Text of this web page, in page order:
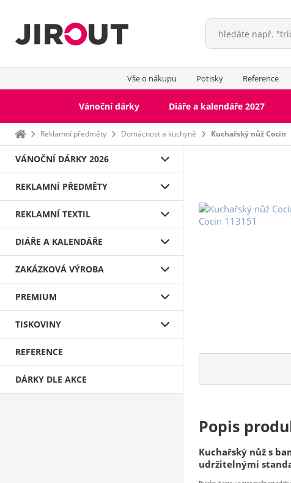
Vše o nákupu Potisky Reference
Vánoční dárky Diáře a kalendáře 2027
Domů Reklamní předměty Domácnost a kuchyně Kuchařský nůž Cocin
VÁNOČNÍ DÁRKY 2026
REKLAMNÍ PŘEDMĚTY
REKLAMNÍ TEXTIL
DIÁŘE A KALENDÁŘE
ZAKÁZKOVÁ VÝROBA
PREMIUM
TISKOVINY
REFERENCE
DÁRKY DLE AKCE
Popis
Kuchařský nůž s
udržitelnými